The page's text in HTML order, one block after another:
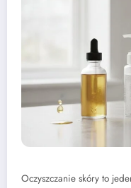
Oczyszczanie skóry to